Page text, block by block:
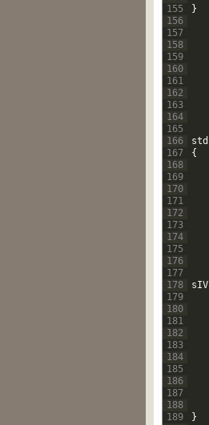
155
156
157
158
159
160
161
162
163
164
165
166
167
168
169
170
171
172
173
174
175
176
177
178
179
180
181
182
183
184
185
186
187
188
189
}
std
{
sIV
}